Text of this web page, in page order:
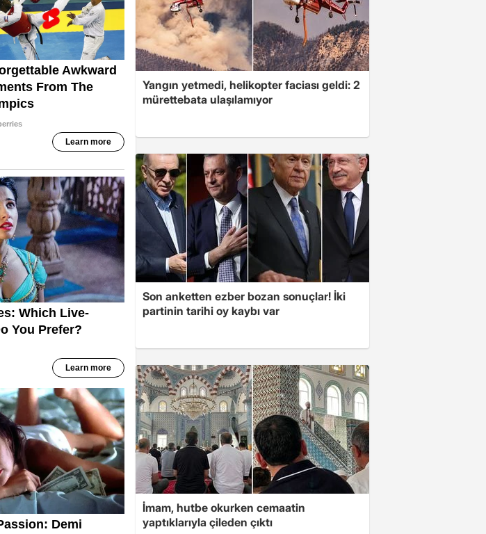
Yangın yetmedi, helikopter faciası geldi: 2
mürettebata ulaşılamıyor
Son anketten ezber bozan sonuçlar! İki
partinin tarihi oy kaybı var
İmam, hutbe okurken cemaatin
yaptıklarıyla çileden çıktı